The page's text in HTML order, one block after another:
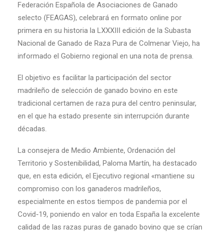
Federación Española de Asociaciones de Ganado
selecto (FEAGAS), celebrará en formato online por
primera en su historia la LXXXIII edición de la Subasta
Nacional de Ganado de Raza Pura de Colmenar Viejo, ha
informado el Gobierno regional en una nota de prensa.
El objetivo es facilitar la participación del sector
madrileño de selección de ganado bovino en este
tradicional certamen de raza pura del centro peninsular,
en el que ha estado presente sin interrupción durante
décadas.
La consejera de Medio Ambiente, Ordenación del
Territorio y Sostenibilidad, Paloma Martín, ha destacado
que, en esta edición, el Ejecutivo regional «mantiene su
compromiso con los ganaderos madrileños,
especialmente en estos tiempos de pandemia por el
Covid-19, poniendo en valor en toda España la excelente
calidad de las razas puras de ganado bovino que se crían